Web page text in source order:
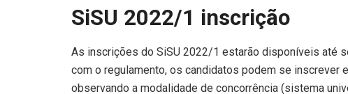
SiSU 2022/1 inscrição
As inscrições do SiSU 2022/1 estarão disponíveis até
com o regulamento, os candidatos podem se
observando a modalidade de concorrência (sistema